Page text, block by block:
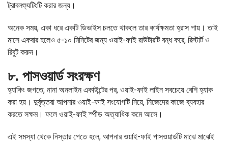
ট্রাবলশ্যুটিংটি করার জন্য।
অনেক সময়, একা ধরে একটি ডিভাইস চলতে থাকলে তার কার্যক্ষমতা হ্রাস পায়। তাই
মাসে একবার হলেও ৫-১০ মিনিটের জন্য ওয়াই-ফাই রাউটারটি বন্ধ করে, রিস্টার্ট ও
রিবুট করুন।
৮. পাসওয়ার্ড সংরক্ষণ
হ্যাকিং জগতে, নানা অনলাইন একাউন্টের পর, ওয়াই-ফাই লাইন সবচেয়ে বেশি হ্যাক
করা হয়। দুর্বৃত্তরা আপনার ওয়াই-ফাই সংযোগটি নিয়ে, নিজেদের কাজে ব্যবহার
করতে সক্ষম। ফলে ওয়াই-ফাই স্পীড অত্যাধিক কমে আসে।
এই সমস্যা থেকে নিস্তার পেতে হলে, আপনার ওয়াই-ফাই পাসওয়ার্ডটি মাঝে মাঝেই